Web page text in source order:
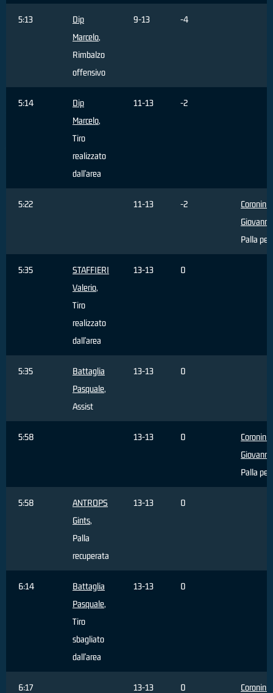
5:13
Dip
Marcelo,
Rimbalzo
offensivo
9-13 -4
5:14
Dip
Marcelo,
Tiro
realizzato
dall'area
11-13 -2
5:22 11-13 -2
Coronini
Giovanni
Palla
5:35
STAFFIERI
Valerio,
Tiro
realizzato
dall'area
13-13 0
5:35
Battaglia
Pasquale,
Assist
13-13 0
5:58 13-13 0
Coronini
Giovanni
Palla
5:58
ANTROPS
Gints,
Palla
recuperata
13-13 0
6:14
Battaglia
Pasquale,
Tiro
sbagliato
dall'area
13-13 0
6:17 13-13 0
Coronini